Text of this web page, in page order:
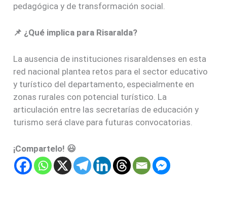
pedagógica y de transformación social.
📌 ¿Qué implica para Risaralda?
La ausencia de instituciones risaraldenses en esta
red nacional plantea retos para el sector educativo
y turístico del departamento, especialmente en
zonas rurales con potencial turístico. La
articulación entre las secretarías de educación y
turismo será clave para futuras convocatorias.
¡Compartelo! 😃